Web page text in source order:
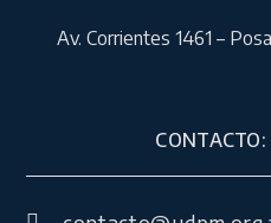
Av. Corrientes 1461 –
CONTACTO: